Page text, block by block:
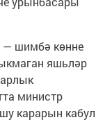
— шимбә көнне
яшьләр
министр
карарын кабул